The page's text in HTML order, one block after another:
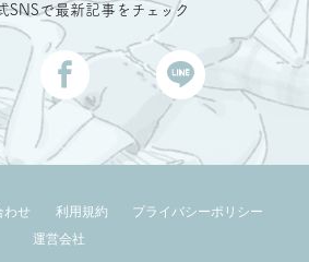
SNSで最新記事をチェック
わせ 利用規約
プライバシーポリシー
運営会社